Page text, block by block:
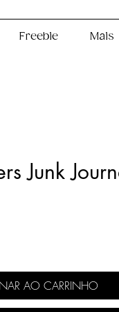
Freebie Mais
Junk
AO CARRINHO